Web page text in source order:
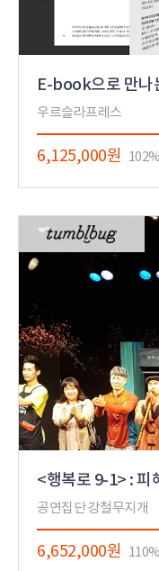
E-book으로 만나
우르슬라프레스
6,125,000원 102%
<행복로 9-1> : 피
공연집단 강철무지개
6,652,000원 110%